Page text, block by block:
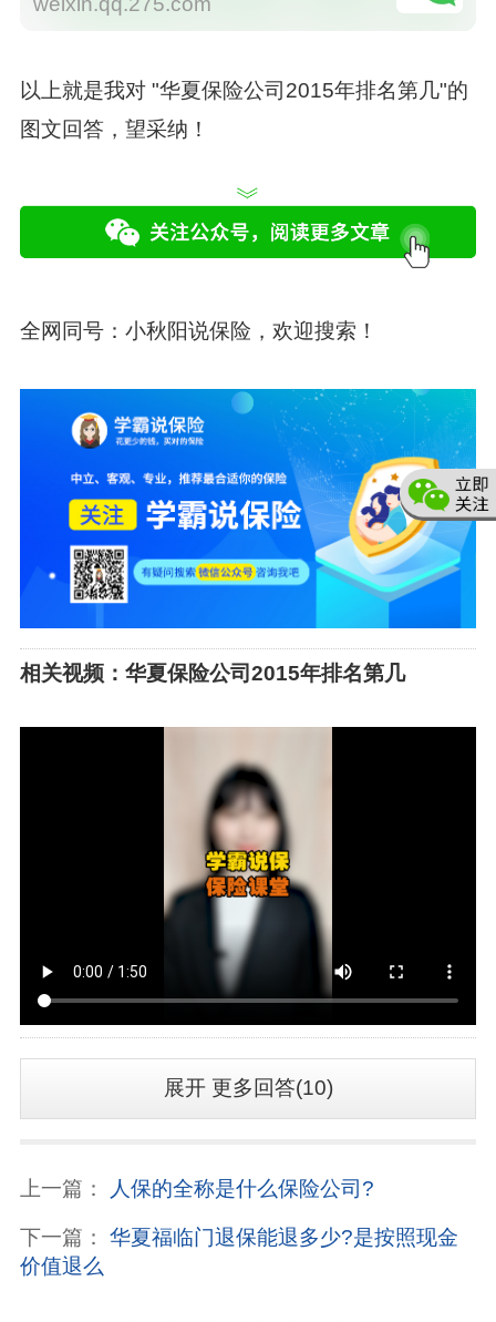
以上就是我对 "华夏保险公司2015年排名第几"的
图文回答，望采纳！
全网同号： 小秋阳说保险 ，欢迎搜索！
相关视频：华夏保险公司2015年排名第几
展开更多回答(10)
上一篇： 人保的全称是什么保险公司?
下一篇： 华夏福临门退保能退多少?是按照现金
价值退么